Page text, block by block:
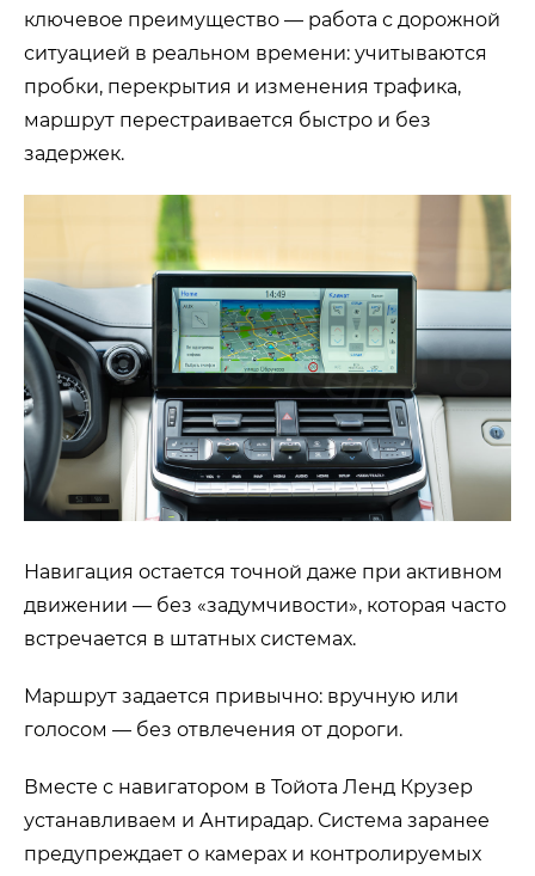
ключевое преимущество — работа с дорожной
ситуацией в реальном времени: учитываются
пробки, перекрытия и изменения трафика,
маршрут перестраивается быстро и без
задержек.
Навигация остается точной даже при активном
движении — без «задумчивости», которая часто
встречается в штатных системах.
Маршрут задается привычно: вручную или
голосом — без отвлечения от дороги.
Вместе с навигатором в Тойота Ленд Крузер
устанавливаем и Антирадар. Система заранее
предупреждает о камерах и контролируемых